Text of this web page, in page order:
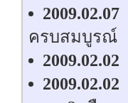
2009.02.07
ครบสมบูรณ์
2009.02.02
2009.02.02